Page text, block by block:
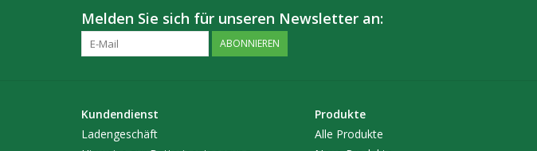
Melden Sie sich für unseren Newsletter an:
ABONNIEREN
Kundendienst
Ladengeschäft
Produkte
Alle Produkte